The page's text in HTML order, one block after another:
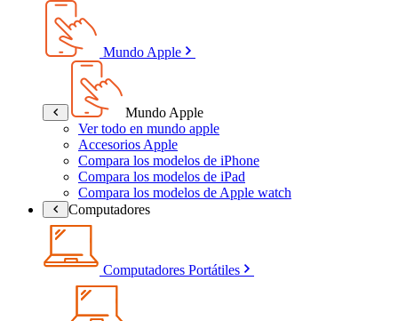
Mundo Apple
Mundo Apple
Ver todo en mundo apple
Accesorios Apple
Compara los modelos de iPhone
Compara los modelos de iPad
Compara los modelos de Apple watch
Computadores
Computadores Portátiles